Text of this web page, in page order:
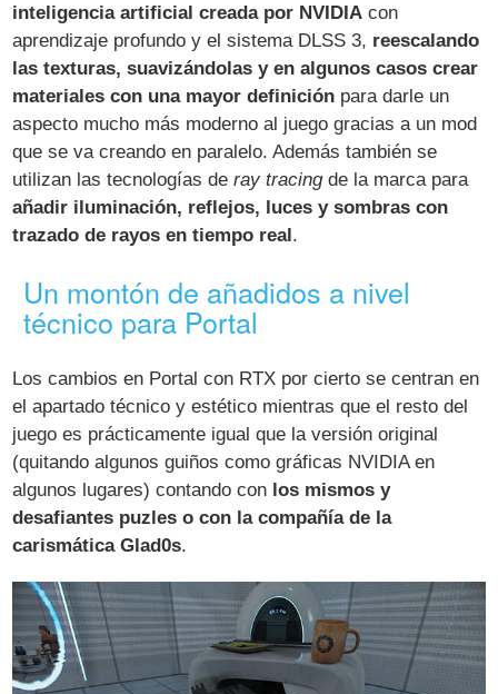
inteligencia artificial creada por NVIDIA con
aprendizaje profundo y el sistema DLSS 3, reescalando
las texturas, suavizándolas y en algunos casos crear
materiales con una mayor definición para darle un
aspecto mucho más moderno al juego gracias a un mod
que se va creando en paralelo. Además también se
utilizan las tecnologías deray tracingde la marca para
añadir iluminación, reflejos, luces y sombras con
trazado de rayos en tiempo real.
Un montón de añadidos a nivel
técnico para Portal
Los cambios en Portal con RTX por cierto se centran en
el apartado técnico y estético mientras que el resto del
juego es prácticamente igual que la versión original
(quitando algunos guiños como gráficas NVIDIA en
algunos lugares) contando con los mismos y
desafiantes puzles o con la compañía de la
carismática Glad0s.